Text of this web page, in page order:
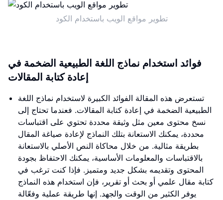
تطوير مواقع الويب باستخدام الكود
فوائد استخدام نماذج اللغة الطبيعية الضخمة في
إعادة كتابة المقالات
تستعرض هذه المقالة الفوائد الكبيرة لاستخدام نماذج اللغة
الطبيعية الضخمة في إعادة كتابة المقالات. فعندما تحتاج إلى
نسخ محتوى معين مثل وثيقة محددة تحتوي على اقتباسات
محددة، يمكنك الاستعانة بتلك النماذج لإعادة صياغة المقال
بطريقة مثالية. من خلال محاكاة النص الأصلي بالاستعانة
بالاقتباسات والمعلومات الأساسية، يمكنك الاحتفاظ بجودة
المحتوى وتقديمه بشكل جديد ومتميز. فإذا كنت ترغب في
كتابة مقال علمي أو بحث أو تقرير، فإن استخدام هذه النماذج
يوفر الكثير من الوقت والجهد. إنها طريقة عملية وفعّالة